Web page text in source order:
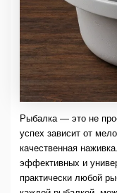
Рыбалка — это не
успех зависит от
качественная
эффективных и
практически любой